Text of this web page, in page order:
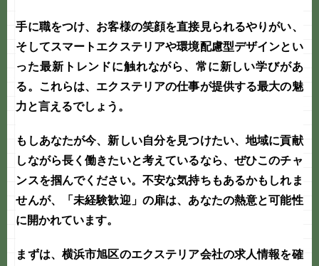
手に職をつけ、お客様の笑顔を直接見られるやりがい、
そしてスマートエクステリアや環境配慮型デザインとい
った最新トレンドに触れながら、常に新しい学びがあ
る。これらは、エクステリアの仕事が提供する最大の魅
力と言えるでしょう。
もしあなたが今、新しい自分を見つけたい、地域に貢献
しながら長く働きたいと考えているなら、ぜひこのチャ
ンスを掴んでください。不安な気持ちもあるかもしれま
せんが、「未経験歓迎」の扉は、あなたの熱意と可能性
に開かれています。
まずは、横浜市旭区のエクステリア会社の求人情報を確